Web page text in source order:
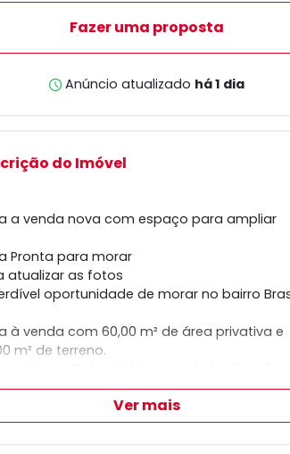
Fazer uma proposta
Anúncio atualizado há 1 dia
do Imóvel
a venda nova com espaço para ampliar
Pronta para morar
atualizar as fotos
oportunidade de morar no bairro
à venda com 60,00 m² de área privativa e
m² de terreno.
de 2 vagas de garagem.
nunca habitado, pronto para receber sua
uma visita e garanta já o seu novo lar!
Ver mais